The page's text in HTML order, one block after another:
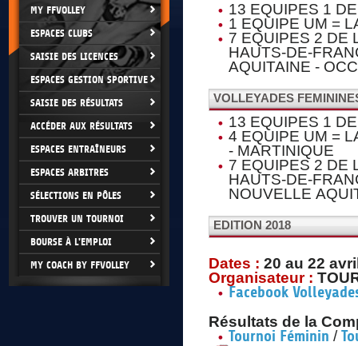
MY FFVOLLEY
ESPACES CLUBS
SAISIE DES LICENCES
ESPACES GESTION SPORTIVE
SAISIE DES RÉSULTATS
ACCÉDER AUX RÉSULTATS
ESPACES ENTRAÎNEURS
ESPACES ARBITRES
SÉLECTIONS EN PÔLES
TROUVER UN TOURNOI
BOURSE À L'EMPLOI
MY COACH BY FFVOLLEY
13 EQUIPES 1
1 EQUIPE UM =
7 EQUIPES 2 DE
HAUTS-DE-
AQUITAINE -
VOLLEYADES
13 EQUIPES 1
4 EQUIPE UM =
- MARTINIQUE
7 EQUIPES 2 DE
HAUTS-DE-
NOUVELLE
EDITION 2018
Dates : 20 au 22
Organisateur :
Facebook
Résultats de la
Tournoi Féminin /